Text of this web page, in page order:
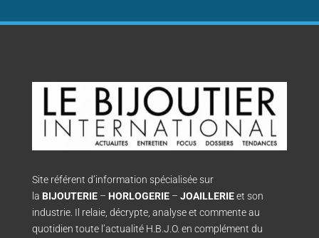
Site référent d’information spécialisée sur
la BIJOUTERIE– HORLOGERIE– JOAILLERIEet son
industrie. Il relaie, décrypte, analyse et commente au
quotidien toute l’actualité H.B.J.O. en complément du